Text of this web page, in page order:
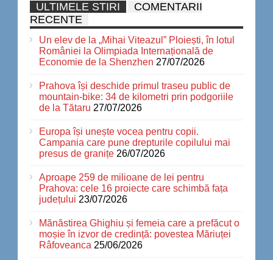
ULTIMELE STIRI
COMENTARII
RECENTE
Un elev de la „Mihai Viteazul” Ploiești, în lotul
României la Olimpiada Internațională de
Economie de la Shenzhen 27/07/2026
Prahova își deschide primul traseu public de
mountain-bike: 34 de kilometri prin podgoriile
de la Tătaru 27/07/2026
Europa își unește vocea pentru copii.
Campania care pune drepturile copilului mai
presus de granițe 26/07/2026
Aproape 259 de milioane de lei pentru
Prahova: cele 16 proiecte care schimbă fața
județului 23/07/2026
Mănăstirea Ghighiu și femeia care a prefăcut o
moșie în izvor de credință: povestea Măriuței
Râfoveanca 25/06/2026